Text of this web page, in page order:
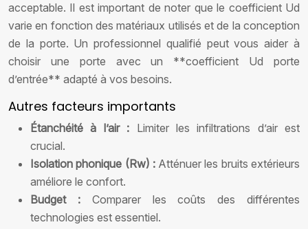
acceptable. Il est important de noter que le coefficient Ud
varie en fonction des matériaux utilisés et de la conception
de la porte. Un professionnel qualifié peut vous aider à
choisir une porte avec un **coefficient Ud porte
d’entrée** adapté à vos besoins.
Autres facteurs importants
Étanchéité à l’air : Limiter les infiltrations d’air est
crucial.
Isolation phonique (Rw) : Atténuer les bruits extérieurs
améliore le confort.
Budget : Comparer les coûts des différentes
technologies est essentiel.